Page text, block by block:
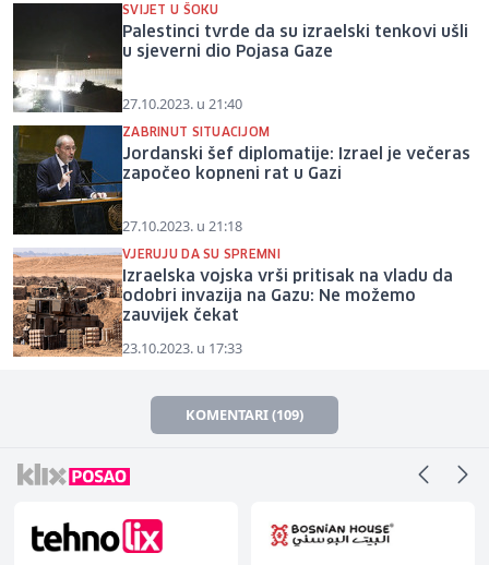
SVIJET U ŠOKU
Palestinci tvrde da su izraelski tenkovi ušli
u sjeverni dio Pojasa Gaze
27.10.2023. u 21:40
ZABRINUT SITUACIJOM
Jordanski šef diplomatije: Izrael je večeras
započeo kopneni rat u Gazi
27.10.2023. u 21:18
VJERUJU DA SU SPREMNI
Izraelska vojska vrši pritisak na vladu da
odobri invazija na Gazu: Ne možemo
zauvijek čekat
23.10.2023. u 17:33
KOMENTARI (109)